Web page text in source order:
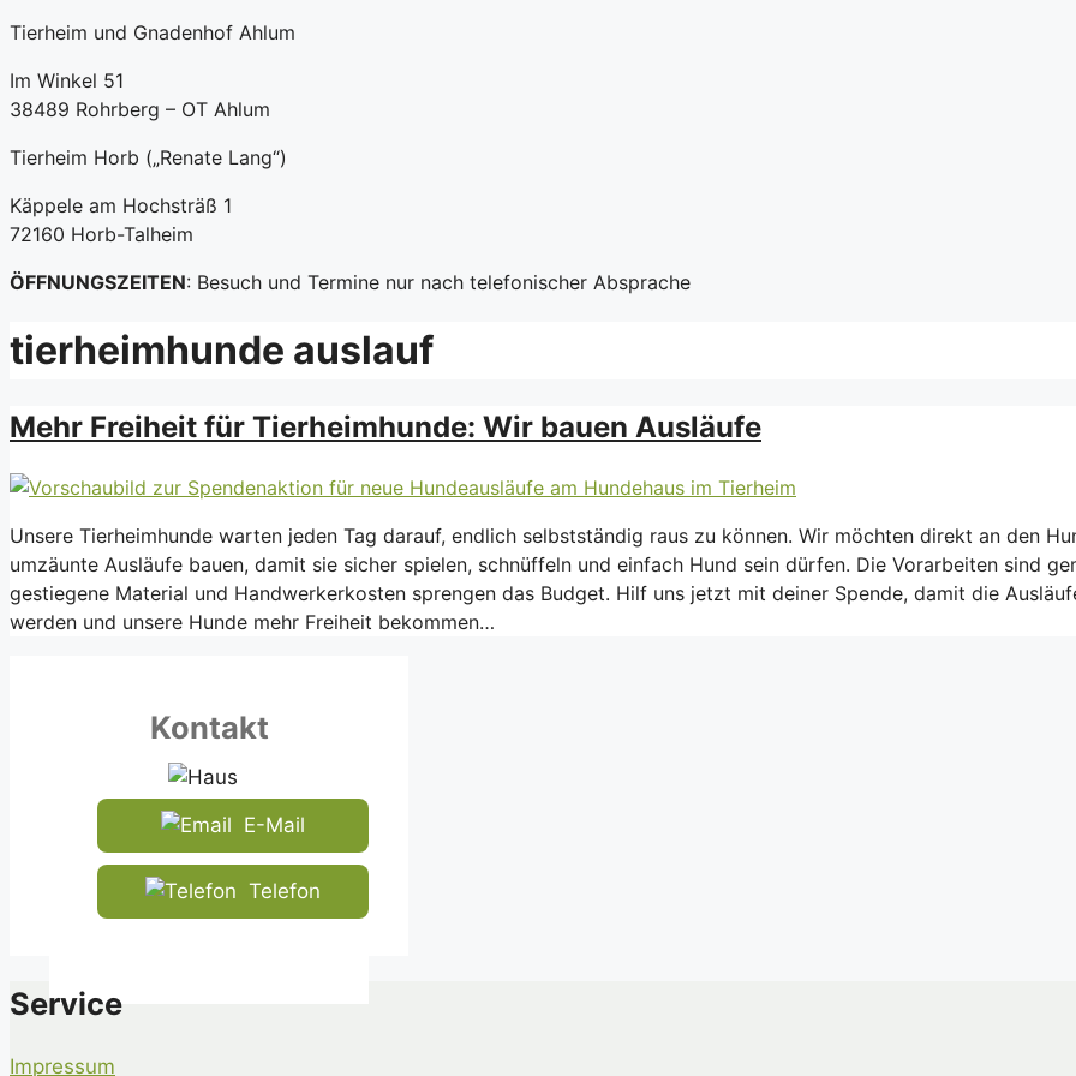
Tierheim und Gnadenhof Ahlum
Im Winkel 51
38489 Rohrberg – OT Ahlum
Tierheim Horb („Renate Lang“)
Käppele am Hochsträß 1
72160 Horb-Talheim
ÖFFNUNGSZEITEN: Besuch und Termine nur nach telefonischer Absprache
tierheimhunde auslauf
Mehr Freiheit für Tierheimhunde: Wir bauen Ausläufe
Unsere Tierheimhunde warten jeden Tag darauf, endlich selbstständig raus zu können. Wir möchten direkt an den
umzäunte Ausläufe bauen, damit sie sicher spielen, schnüffeln und einfach Hund sein dürfen. Die Vorarbeiten sind
gestiegene Material und Handwerkerkosten sprengen das Budget. Hilf uns jetzt mit deiner Spende, damit die
werden und unsere Hunde mehr Freiheit bekommen…
Kontakt
E-Mail
Telefon
Service
Impressum